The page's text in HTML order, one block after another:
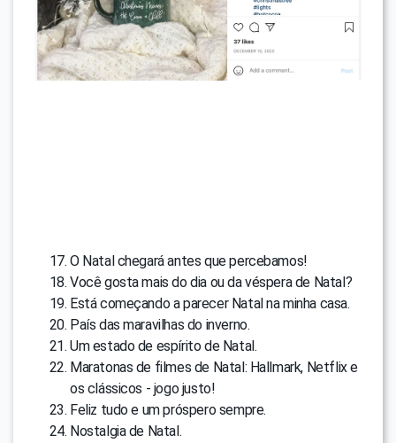
O Natal chegará antes que percebamos!
Você gosta mais do dia ou da véspera de Natal?
Está começando a parecer Natal na minha casa.
País das maravilhas do inverno.
Um estado de espírito de Natal.
Maratonas de filmes de Natal: Hallmark, Netflix e
os clássicos - jogo justo!
Feliz tudo e um próspero sempre.
Nostalgia de Natal.